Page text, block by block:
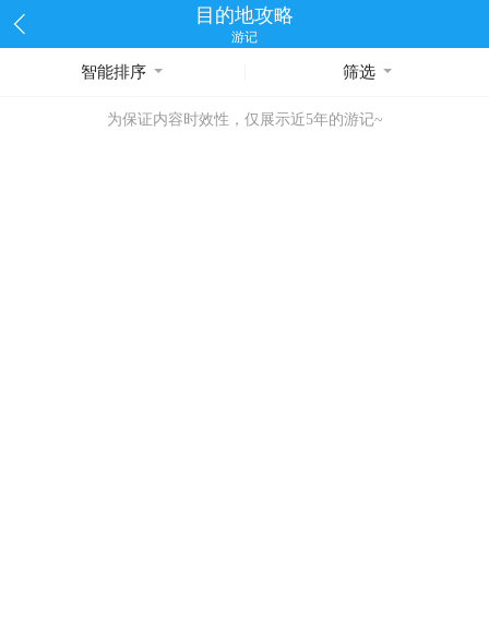
目的地攻略
游记
智能排序 筛选
为保证内容时效性，仅展示近5年的游记~